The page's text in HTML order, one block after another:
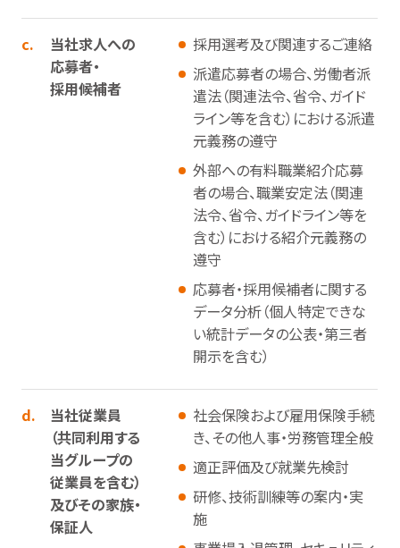
c.
当社求人への
応募者・
採用候補者
採用選考及び関連するご連絡
派遣応募者の場合、労働者派
遣法（関連法令、省令、ガイド
ライン等を含む）における派遣
元義務の遵守
外部への有料職業紹介応募
者の場合、職業安定法（関連
法令、省令、ガイドライン等を
含む）における紹介元義務の
遵守
応募者・採用候補者に関する
データ分析（個人特定できな
い統計データの公表・第三者
開示を含む）
d.
当社従業員
（共同利用する
当グループの
従業員を含む）
及びその家族・
保証人
社会保険および雇用保険手続
き、その他人事・労務管理全般
適正評価及び就業先検討
研修、技術訓練等の案内・実
施